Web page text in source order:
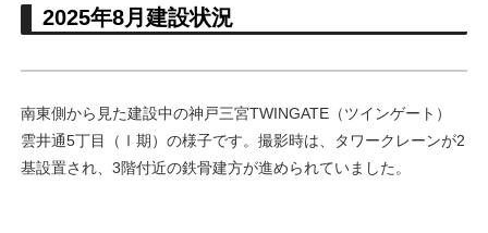
2025年8月建設状況
南東側から見た建設中の神戸三宮TWINGATE（ツインゲート）
雲井通5丁目（Ⅰ期）の様子です。撮影時は、タワークレーンが2
基設置され、3階付近の鉄骨建方が進められていました。